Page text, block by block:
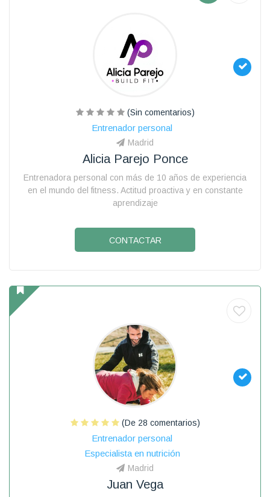
(Sin comentarios)
Entrenador personal
Madrid
Alicia Parejo Ponce
Entrenadora personal con más de 10 años de experiencia
en el mundo del fitness. Actitud proactiva y en constante
aprendizaje
CONTACTAR
(De 28 comentarios)
Entrenador personal
Especialista en nutrición
Madrid
Juan Vega